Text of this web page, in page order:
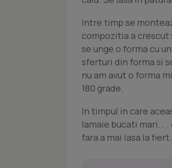
Intre timp se
compozitia a crescut
se unge o forma cu
sferturi din forma si
nu am avut o forma
180 grade.
In timpul in care
lamaie bucati mari. .
fara a mai lasa la fiert.